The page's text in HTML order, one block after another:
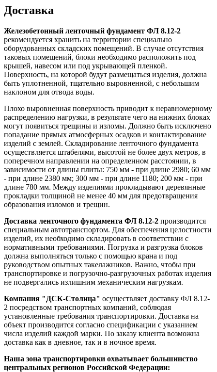
Доставка
Железобетонный ленточный фундамент ФЛ 8.12-2
рекомендуется хранить на территории специально
оборудованных складских помещений. В случае отсутствия
таковых помещений, блоки необходимо расположить под
крышей, навесом или под укрывающей пленкой.
Поверхность, на которой будут размещаться изделия, должна
быть уплотненной, тщательно выровненной, с небольшим
наклоном для отвода воды.
Плохо выровненная поверхность приводит к неравномерному
распределению нагрузки, в результате чего на нижних блоках
могут появиться трещины и изломы. Должно быть исключено
попадание прямых атмосферных осадков и контактирование
изделий с землей. Складирование ленточного фундамента
осуществляется штабелями, высотой не более двух метров, в
поперечном направлении на определенном расстоянии, в
зависимости от длины плиты: 750 мм - при длине 2980; 60 мм
- при длине 2380 мм; 300 мм - при длине 1180; 200 мм - при
длине 780 мм. Между изделиями прокладывают деревянные
прокладки толщиной не менее 40 мм для предотвращения
образования изломов и трещин.
Доставка ленточного фундамента ФЛ 8.12-2 производится
специальным автотранспортом. Для обеспечения целостности
изделий, их необходимо складировать в соответствии с
нормативными требованиями. Погрузка и разгрузка блоков
должна выполняться только с помощью крана и под
руководством опытных такелажников. Важно, чтобы при
транспортировке и погрузочно-разгрузочных работах изделия
не подвергались излишним механическим нагрузкам.
Компания "ДСК-Столица" осуществляет доставку ФЛ 8.12-
2 посредством транспортных компаний, соблюдая
установленные требования транспортировки. Доставка на
объект производится согласно спецификации с указанием
числа изделий каждой марки. По заказу клиента возможна
доставка как в дневное, так и в ночное время.
Наша зона транспортировки охватывает большинство
центральных регионов Российской Федерации: